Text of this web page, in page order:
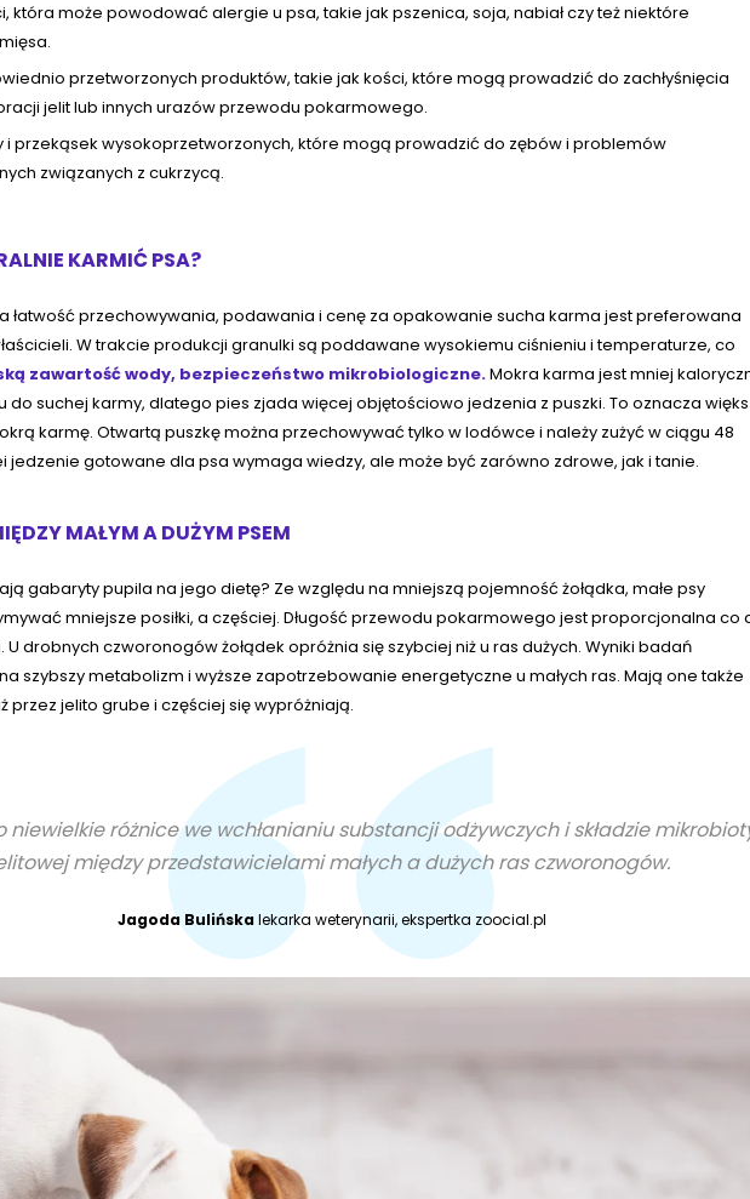
która może powodować alergie u psa, takie jak pszenica, soja, nabiał czy też niektóre
przetworzonych produktów, takie jak kości, które mogą prowadzić do zachłyśnięcia
jelit lub innych urazów przewodu pokarmowego.
i przekąsek wysokoprzetworzonych, które mogą prowadzić do zębów i problemów
związanych z cukrzycą.
KARMIĆ PSA?
łatwość przechowywania, podawania i cenę za opakowanie sucha karma jest preferowana
W trakcie produkcji granulki są poddawane wysokiemu ciśnieniu i temperaturze, co
zawartość wody, bezpieczeństwo mikrobiologiczne.Mokra karma jest mniej
do suchej karmy, dlatego pies zjada więcej objętościowo jedzenia z puszki. To oznacza
karmę. Otwartą puszkę można przechowywać tylko w lodówce i należy zużyć w ciągu 48
jedzenie gotowane dla psa wymaga wiedzy, ale może być zarówno zdrowe, jak i tanie.
MAŁYM A DUŻYM PSEM
gabaryty pupila na jego dietę? Ze względu na mniejszą pojemność żołądka, małe psy
mniejsze posiłki, a częściej. Długość przewodu pokarmowego jest proporcjonalna co
U drobnych czworonogów żołądek opróżnia się szybciej niż u ras dużych. Wyniki badań
szybszy metabolizm i wyższe zapotrzebowanie energetyczne u małych ras. Mają one także
przez jelito grube i częściej się wypróżniają.
niewielkie różnice we wchłanianiu substancji odżywczych i składzie
między przedstawicielami małych a dużych ras czworonogów.
Jagoda Bulińskalekarka weterynarii, ekspertka zoocial.pl